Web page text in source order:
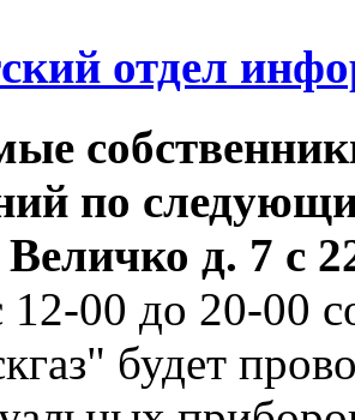
отдел
по
Величко д. 7 с
00 до 20-00
будет